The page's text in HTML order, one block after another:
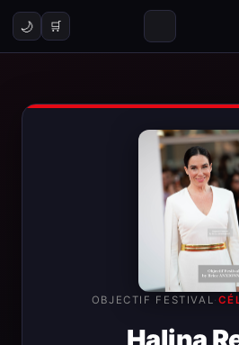
🛒
🌙
·
OBJECTIF FESTIVAL